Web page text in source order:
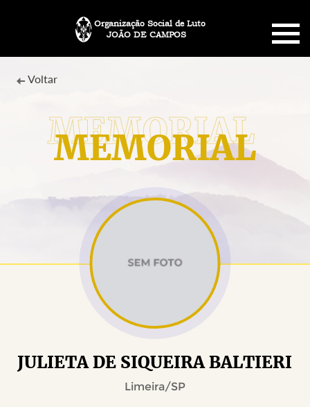
JOÃO DE CAMPOS
Organização Social de Luto
SOBRE NÓS
PLANO FUNERÁRIO
MENSAGENS
MEMORIAL
Voltar
JULIETA DE SIQUEIRA BALTIERI
Limeira/SP